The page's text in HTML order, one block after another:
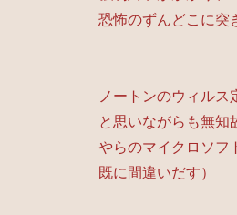
恐怖のずんどこに突
ノートンのウィル
と思いながらも無知
やらのマイクロソフ
既に間違いだす）